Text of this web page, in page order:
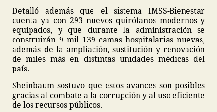
Detalló además que el sistema IMSS-Bienestar
cuenta ya con 293 nuevos quirófanos modernos y
equipados, y que durante la administración se
construirán 9 mil 139 camas hospitalarias nuevas,
además de la ampliación, sustitución y renovación
de miles más en distintas unidades médicas del
país.
Sheinbaum sostuvo que estos avances son posibles
gracias al combate a la corrupción y al uso eficiente
de los recursos públicos.